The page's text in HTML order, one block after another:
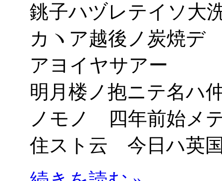
銚子ハヅレテ
カヽア越後ノ炭
アヨイヤサアー
明月楼ノ抱ニテ名
ノモノ 四年前始メ
住スト云 今日ハ英